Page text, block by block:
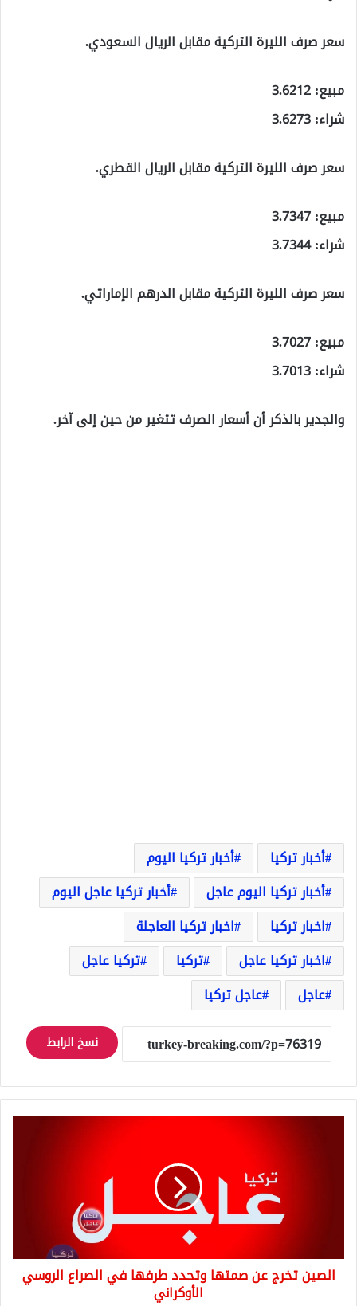
سعر صرف الليرة التركية مقابل الريال السعودي.
مبيع: 3.6212
شراء: 3.6273
سعر صرف الليرة التركية مقابل الريال القطري.
مبيع: 3.7347
شراء: 3.7344
سعر صرف الليرة التركية مقابل الدرهم الإماراتي.
مبيع: 3.7027
شراء: 3.7013
والجدير بالذكر أن أسعار الصرف تتغير من حين إلى آخر.
أخبار تركيا
أخبار تركيا اليوم
أخبار تركيا اليوم عاجل
أخبار تركيا عاجل اليوم
اخبار تركيا
اخبار تركيا العاجلة
اخبار تركيا عاجل
تركيا
تركيا عاجل
عاجل
عاجل تركيا
نسخ الرابط
الروسي
الأوكراني
الصين تخرج عن صمتها وتحدد طرفها في الصراع الروسي
الأوكراني